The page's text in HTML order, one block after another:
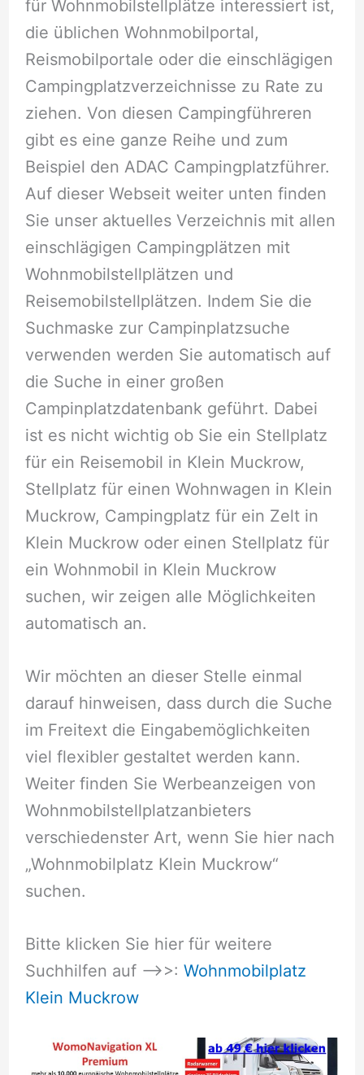
für Wohnmobilstellplätze interessiert ist,
die üblichen Wohnmobilportal,
Reismobilportale oder die einschlägigen
Campingplatzverzeichnisse zu Rate zu
ziehen. Von diesen Campingführeren
gibt es eine ganze Reihe und zum
Beispiel den ADAC Campingplatzführer.
Auf dieser Webseit weiter unten finden
Sie unser aktuelles Verzeichnis mit allen
einschlägigen Campingplätzen mit
Wohnmobilstellplätzen und
Reisemobilstellplätzen. Indem Sie die
Suchmaske zur Campinplatzsuche
verwenden werden Sie automatisch auf
die Suche in einer großen
Campinplatzdatenbank geführt. Dabei
ist es nicht wichtig ob Sie ein Stellplatz
für ein Reisemobil in Klein Muckrow,
Stellplatz für einen Wohnwagen in Klein
Muckrow, Campingplatz für ein Zelt in
Klein Muckrow oder einen Stellplatz für
ein Wohnmobil in Klein Muckrow
suchen, wir zeigen alle Möglichkeiten
automatisch an.
Wir möchten an dieser Stelle einmal
darauf hinweisen, dass durch die Suche
im Freitext die Eingabemöglichkeiten
viel flexibler gestaltet werden kann.
Weiter finden Sie Werbeanzeigen von
Wohnmobilstellplatzanbieters
verschiedenster Art, wenn Sie hier nach
„Wohnmobilplatz Klein Muckrow“
suchen.
Bitte klicken Sie hier für weitere
Suchhilfen auf –>>: Wohnmobilplatz
Klein Muckrow